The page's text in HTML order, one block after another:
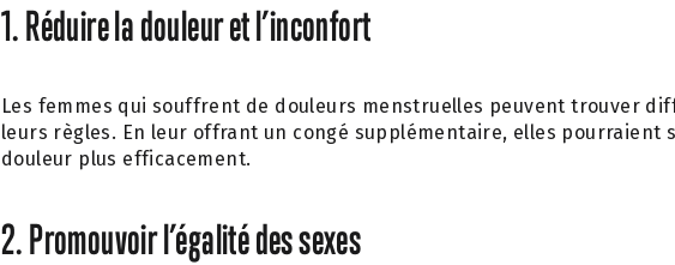
1. Réduire la douleur et l’inconfort
Les femmes qui souffrent de douleurs menstruelles peuvent trouver
leurs règles. En leur offrant un congé supplémentaire, elles pourraient
douleur plus efficacement.
2. Promouvoir l’égalité des sexes